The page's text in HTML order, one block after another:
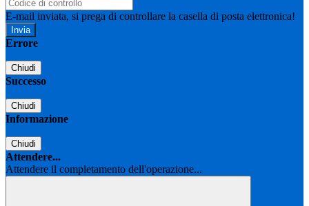
E-mail inviata, si prega di controllare la casella di posta elettronica!
Errore
Chiudi
Successo
Chiudi
Informazione
Chiudi
Attendere...
Attendere il completamento dell'operazione...